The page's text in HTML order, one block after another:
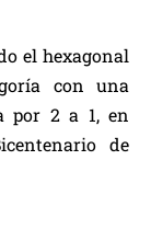
el hexagonal
con una
por 2 a 1, en
de